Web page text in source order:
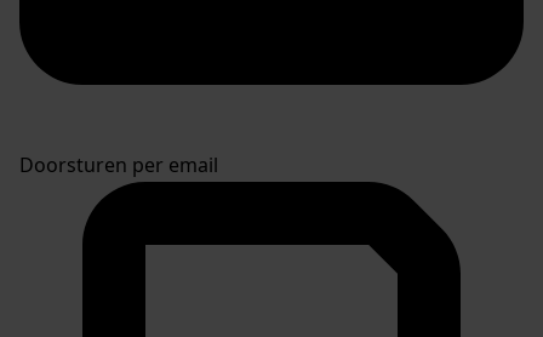
Doorsturen per email